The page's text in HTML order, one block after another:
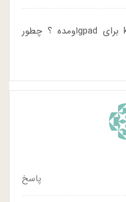
سلام میخواستم ببینم kitkat 4.4 برای gpadاومده ؟ چطور
پاسخ